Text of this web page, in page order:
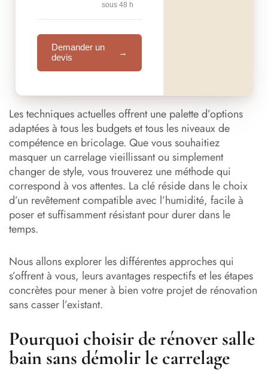
sous 48 h
Demander un
devis
→
Les techniques actuelles offrent une palette d’options
adaptées à tous les budgets et tous les niveaux de
compétence en bricolage. Que vous souhaitiez
masquer un carrelage vieillissant ou simplement
changer de style, vous trouverez une méthode qui
correspond à vos attentes. La clé réside dans le choix
d’un revêtement compatible avec l’humidité, facile à
poser et suffisamment résistant pour durer dans le
temps.
Nous allons explorer les différentes approches qui
s’offrent à vous, leurs avantages respectifs et les étapes
concrètes pour mener à bien votre projet de rénovation
sans casser l’existant.
Pourquoi choisir de rénover salle
bain sans démolir le carrelage